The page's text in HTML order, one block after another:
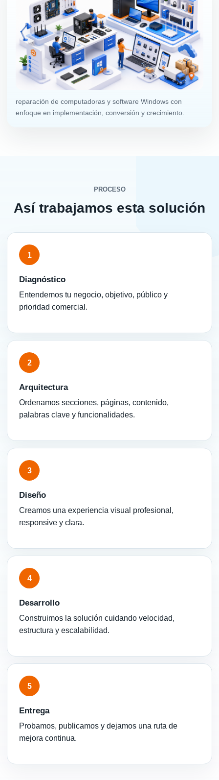
reparación de computadoras y software Windows con
enfoque en implementación, conversión y crecimiento.
PROCESO
Así trabajamos esta solución
1
Diagnóstico
Entendemos tu negocio, objetivo, público y
prioridad comercial.
2
Arquitectura
Ordenamos secciones, páginas, contenido,
palabras clave y funcionalidades.
3
Diseño
Creamos una experiencia visual profesional,
responsive y clara.
4
Desarrollo
Construimos la solución cuidando velocidad,
estructura y escalabilidad.
5
Entrega
Probamos, publicamos y dejamos una ruta de
mejora continua.